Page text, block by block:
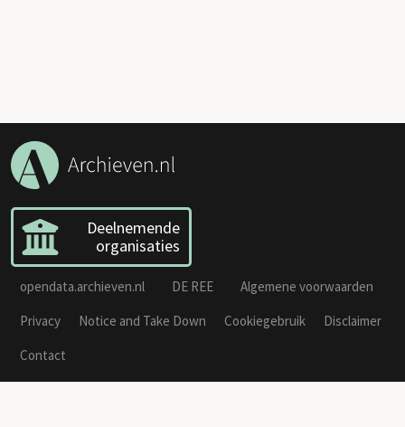
Deelnemende
organisaties
opendata.archieven.nl DE REE
Algemene voorwaarden
Privacy
Notice and Take Down Cookiegebruik
Disclaimer
Contact